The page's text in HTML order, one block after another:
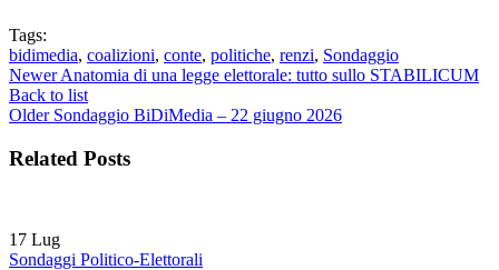
Tags:
bidimedia, coalizioni, conte, politiche, renzi, Sondaggio
Newer Anatomia di una legge elettorale: tutto sullo STABILICUM
Back to list
Older Sondaggio BiDiMedia – 22 giugno 2026
Related Posts
17 Lug
Sondaggi Politico-Elettorali